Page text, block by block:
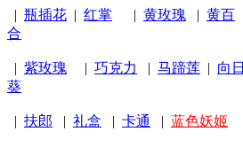
| 瓶插花 | 红掌 | 黄玫瑰 | 黄百
合
| 紫玫瑰 | 巧克力 | 马蹄莲 | 向日
葵
| 扶郎 | 礼盒 | 卡通 | 蓝色妖姬